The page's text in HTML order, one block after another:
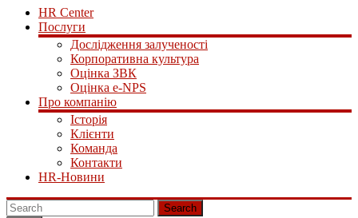
HR Center
Послуги
Дослідження залученості
Корпоративна культура
Оцінка ЗВК
Оцінка e-NPS
Про компанію
Історія
Клієнти
Команда
Контакти
HR-Новини
Search